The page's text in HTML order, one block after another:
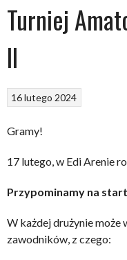
Turniej
II
16 lutego 2024
Gramy!
17 lutego, w Edi Arenie
Przypominamy na
W każdej drużynie może
zawodników, z czego: